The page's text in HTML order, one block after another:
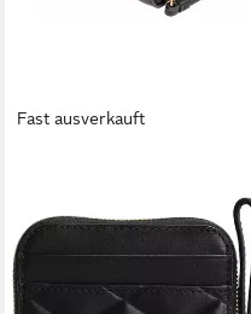
Fast ausverkauft
- Geldbörse 8cc 10.5 cm
(noir)
78,78 €
lieferbar - in 2-3 Werktagen bei dir